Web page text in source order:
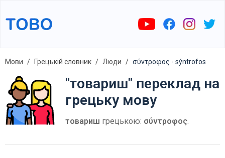
Мови Грецькій словник Люди σύντροφος - sýntrofos
"товариш" переклад на
грецьку мову
товариш грецькою: σύντροφος.